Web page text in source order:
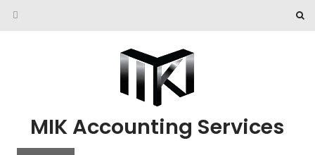
Skip to content
MIK Accounting Services